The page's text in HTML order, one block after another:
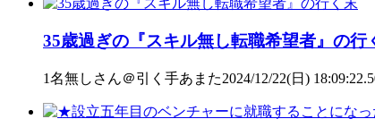
35歳過ぎの『スキル無し転職希望者』の行
1名無しさん＠引く手あまた2024/12/22(日)